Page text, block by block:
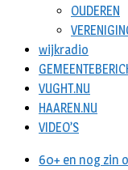
OUDEREN
wijkradio
VUGHT.NU
HAAREN.NU
VIDEO’S
60+ en nog zin